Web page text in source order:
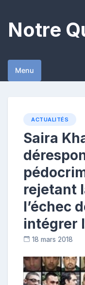
content
Notre
Menu
ACTUALITÉS
Saira
rejetant
l’échec
intégrer
18 mars 2018
i
a
n